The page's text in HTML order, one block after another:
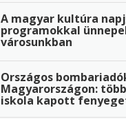
A magyar kultúra
programokkal
városunkban
Országos
Magyarországon:
iskola kapott